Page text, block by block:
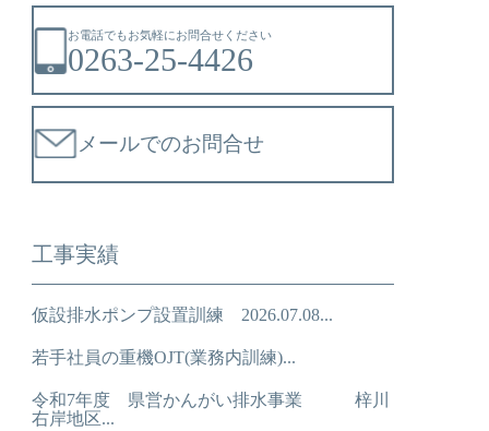
お電話でもお気軽にお問合せください
0263-25-4426
メールでのお問合せ
工事実績
仮設排水ポンプ設置訓練 2026.07.08...
若手社員の重機OJT(業務内訓練)...
令和7年度 県営かんがい排水事業 梓川
右岸地区...